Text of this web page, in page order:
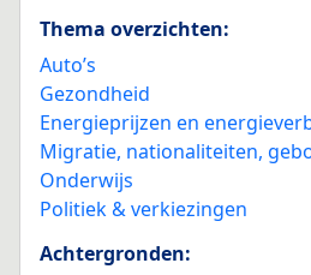
Thema overzichten:
Auto’s
Gezondheid
Energieprijzen en
Migratie, nationaliteiten,
Onderwijs
Politiek & verkiezingen
Achtergronden: